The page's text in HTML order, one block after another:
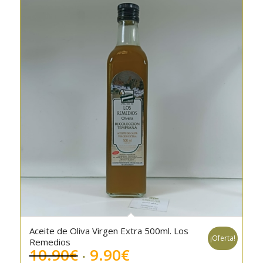
Aceite de Oliva Virgen Extra 500ml. Los
Remedios
10.90€ El9.90€El
¡Oferta!